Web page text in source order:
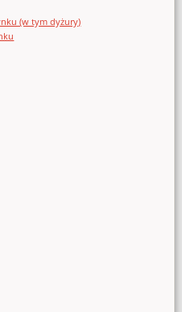
(w tym dyżury)